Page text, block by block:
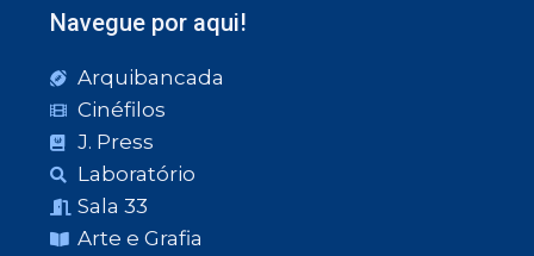
Navegue por aqui!
Arquibancada
Cinéfilos
J. Press
Laboratório
Sala 33
Arte e Grafia